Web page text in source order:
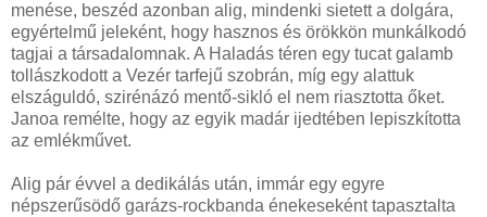
menése, beszéd azonban alig, mindenki sietett a dolgára,
egyértelmű jeleként, hogy hasznos és örökkön munkálkodó
tagjai a társadalomnak. A Haladás téren egy tucat galamb
tollászkodott a Vezér tarfejű szobrán, míg egy alattuk
elszáguldó, szirénázó mentő-sikló el nem riasztotta őket.
Janoa remélte, hogy az egyik madár ijedtében lepiszkította
az emlékművet.
Alig pár évvel a dedikálás után, immár egy egyre
népszerűsödő garázs-rockbanda énekeseként tapasztalta